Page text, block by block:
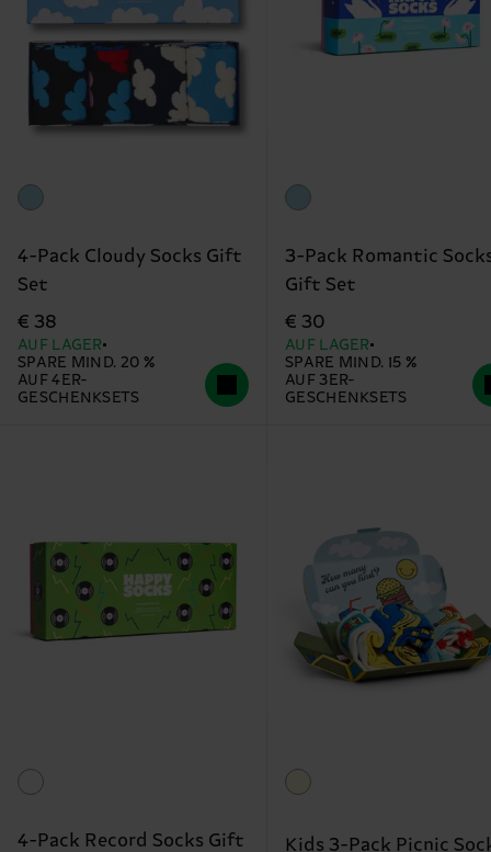
4-Pack Cloudy Socks Gift
Set
€ 38
AUF LAGER
SPARE MIND. 20 %
AUF 4ER-
GESCHENKSETS
3-Pack Romantic
Gift Set
€ 30
AUF LAGER
SPARE MIND. 15 %
AUF 3ER-
GESCHENKSETS
4-Pack Record Socks Gift
Kids 3-Pack Picnic